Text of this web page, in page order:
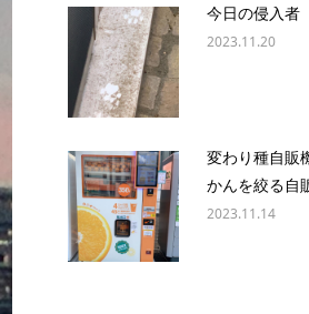
今日の侵入者
2023.11.20
変わり種自
かんを絞る自
2023.11.14